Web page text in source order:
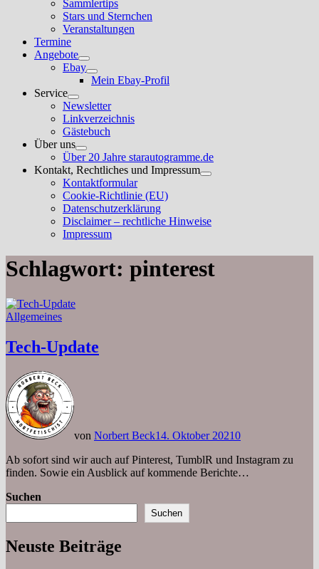
Sammlertips
Stars und Sternchen
Veranstaltungen
Termine
Angebote
Untermenü
anzeigen
Ebay
Untermenü
anzeigen
Mein Ebay-Profil
Service
Untermenü
anzeigen
Newsletter
Linkverzeichnis
Gästebuch
Über uns
Untermenü
anzeigen
Über 20 Jahre starautogramme.de
Kontakt, Rechtliches und Impressum
Untermenü
Kontaktformular
Cookie-Richtlinie (EU)
Datenschutzerklärung
Disclaimer – rechtliche Hinweise
Impressum
Schlagwort: pinterest
Allgemeines
Tech-Update
von Norbert Beck14. Oktober 20210
Ab sofort sind wir auch auf Pinterest, TumblR und Instagram zu
finden. Sowie ein Ausblick auf kommende Berichte…
Suchen
Suchen
Neuste Beiträge